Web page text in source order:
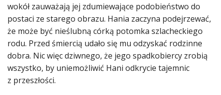
wokół zauważają jej zdumiewające podobieństwo do
postaci ze starego obrazu. Hania zaczyna podejrzewać,
że może być nieślubną córką potomka szlacheckiego
rodu. Przed śmiercią udało się mu odzyskać rodzinne
dobra. Nic więc dziwnego, że jego spadkobiercy zrobią
wszystko, by uniemożliwić Hani odkrycie tajemnic
z przeszłości.